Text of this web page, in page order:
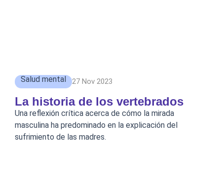
Salud mental 27 Nov 2023
La historia de los vertebrados
Una reflexión crítica acerca de cómo la mirada
masculina ha predominado en la explicación del
sufrimiento de las madres.